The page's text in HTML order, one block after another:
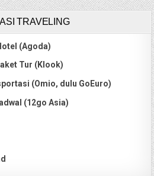
TRAVELING
(Agoda)
Tur (Klook)
(Omio, dulu GoEuro)
(12go Asia)